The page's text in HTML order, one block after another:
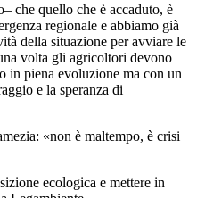
che quello che è accaduto, è
regionale e abbiamo già
della situazione per avviare le
volta gli agricoltori devono
in piena evoluzione ma con un
e la speranza di
«non è maltempo, è crisi
ecologica e mettere in